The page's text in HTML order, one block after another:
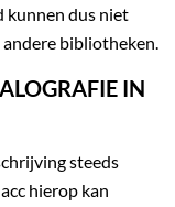
kunnen dus niet
bibliotheken.
IN
steeds
hierop kan